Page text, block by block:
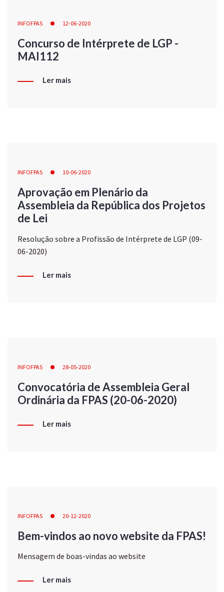
INFOFPAS 12-06-2020
Concurso de Intérprete de LGP -
MAI112
Ler mais
INFOFPAS 10-06-2020
Aprovação em Plenário da
Assembleia da República dos Projetos
de Lei
Resolução sobre a Profissão de Intérprete de LGP (09-
06-2020)
Ler mais
INFOFPAS 28-05-2020
Convocatória de Assembleia Geral
Ordinária da FPAS (20-06-2020)
Ler mais
INFOFPAS 20-12-2020
Bem-vindos ao novo website da FPAS!
Mensagem de boas-vindas ao website
Ler mais